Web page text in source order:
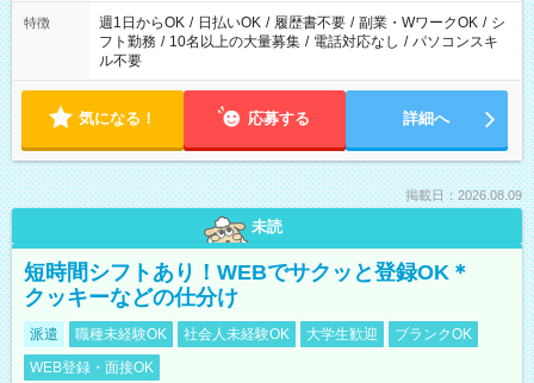
ください！
特徴 週1日からOK / 日払いOK / 履歴書不要 / 副業・WワークOK / シ
フト勤務 / 10名以上の大量募集 / 電話対応なし / パソコンスキ
ル不要
気になる！ 応募する 詳細へ
掲載日：2026.08.09
未読
短時間シフトあり！WEBでサクッと登録OK＊
クッキーなどの仕分け
派遣 職種未経験OK 社会人未経験OK 大学生歓迎
ブランクOK
WEB登録・面接OK